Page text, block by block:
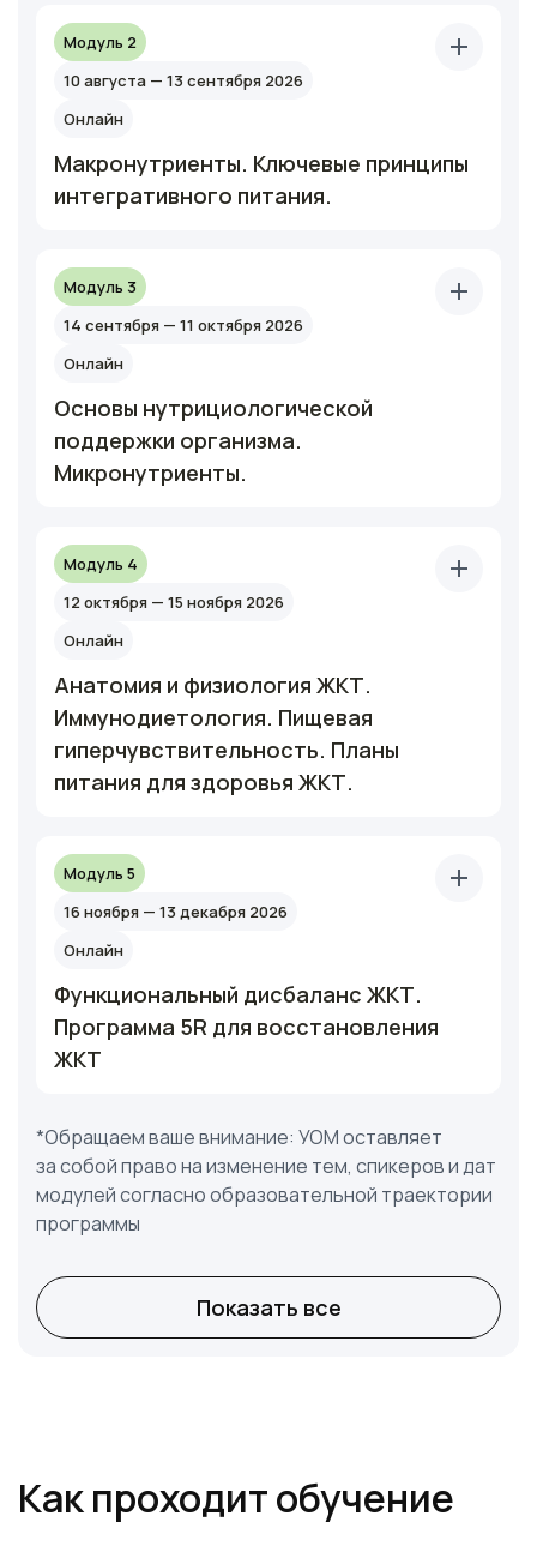
Модуль 2
10 августа — 13 сентября 2026
Онлайн
Макронутриенты. Ключевые принципы
интегративного питания.
Модуль 3
14 сентября — 11 октября 2026
Онлайн
Основы нутрициологической
поддержки организма.
Микронутриенты.
Модуль 4
12 октября — 15 ноября 2026
Онлайн
Анатомия и физиология ЖКТ.
Иммунодиетология. Пищевая
гиперчувствительность. Планы
питания для здоровья ЖКТ.
Модуль 5
16 ноября — 13 декабря 2026
Онлайн
Функциональный дисбаланс ЖКТ.
Программа 5R для восстановления
ЖКТ
*Обращаем ваше внимание: УОМ оставляет
за собой право на изменение тем, спикеров и дат
модулей согласно образовательной траектории
программы
Показать все
Как проходит обучение